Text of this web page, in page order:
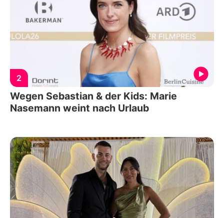
2
Wegen Sebastian & der Kids: Marie
Nasemann weint nach Urlaub